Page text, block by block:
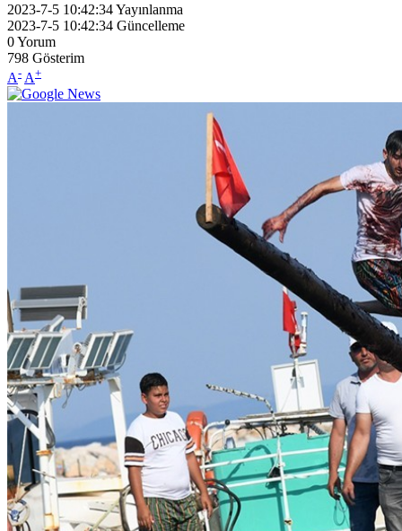
2023-7-5 10:42:34Yayınlanma
2023-7-5 10:42:34 Güncelleme
0Yorum
798 Gösterim
A- A+